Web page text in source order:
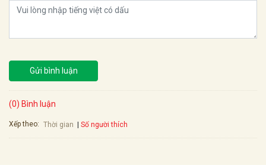
Gửi bình luận
(0) Bình luận
Xếp theo: Thời gian Số người thích